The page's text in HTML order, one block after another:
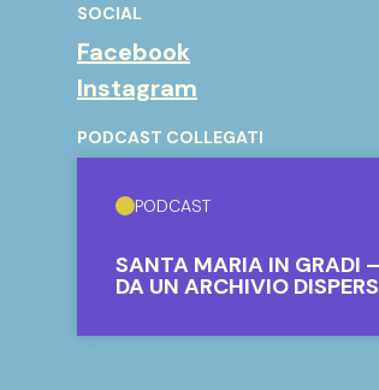
SOCIAL
Facebook
Instagram
PODCAST COLLEGATI
PODCAST
SANTA MARIA IN GRADI
DA UN ARCHIVIO